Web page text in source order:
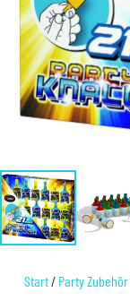
Start/ Party Zubehör